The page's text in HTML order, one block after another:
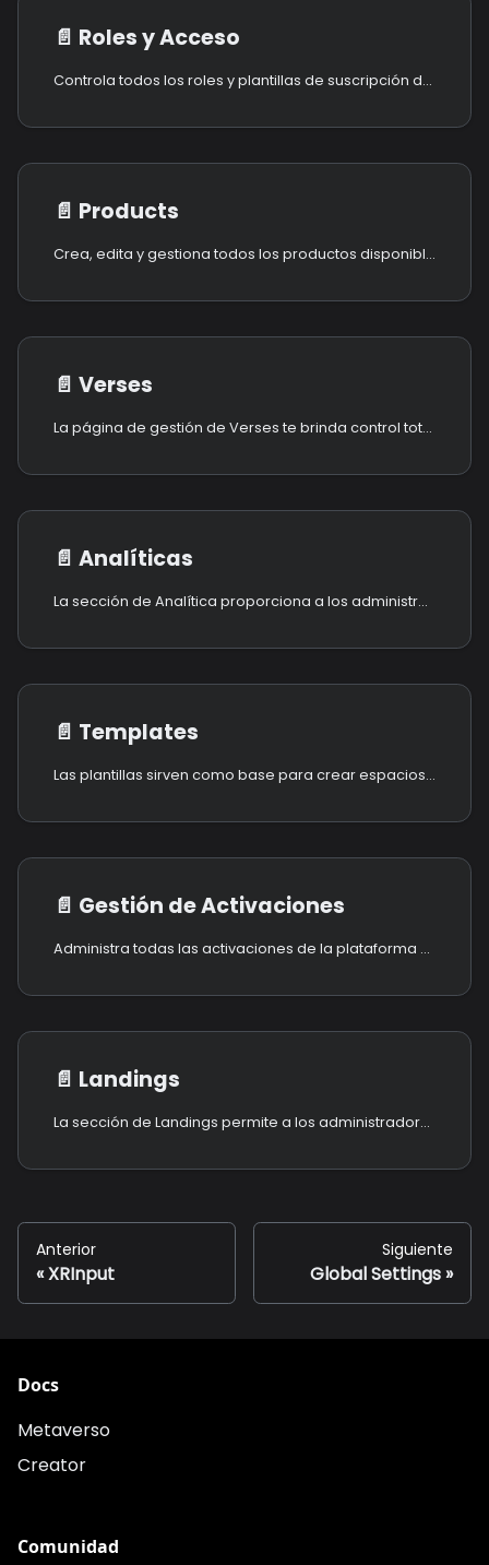
📄️ Roles y Acceso
Controla todos los roles y plantillas de suscripción de tu organización.
📄️ Products
Crea, edita y gestiona todos los productos disponibles para su compra en tu plataforma. Los productos definen lo que los usuarios pueden adquirir. Suscripciones recurrentes, compras únicas o elementos basados en activaciones.
📄️ Verses
La página de gestión de Verses te brinda control total sobre todos los verses publicados y no publicados en toda la plataforma.
📄️ Analíticas
La sección de Analítica proporciona a los administradores información detallada sobre el rendimiento, el tráfico y la interacción de los usuarios en toda la plataforma.
📄️ Templates
Las plantillas sirven como base para crear espacios XR inmersivos, proporcionando entornos preconstruidos que pueden personalizarse, publicarse y sincronizarse en toda la plataforma.
📄️ Gestión de Activaciones
Administra todas las activaciones de la plataforma MaaS, incluyendo eventos, experiencias y entornos virtuales dentro del ecosistema Metaverse-as-a-Service.
📄️ Landings
La sección de Landings permite a los administradores gestionar, subir y organizar páginas de aterrizaje personalizadas vinculadas a activaciones o eventos dentro de la plataforma.
Anterior
XRInput
Siguiente
Global Settings
Docs
Metaverso
Creator
Comunidad